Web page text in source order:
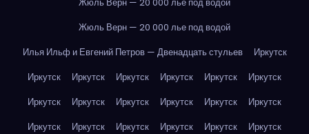
Жюль Верн — 20 000 лье под водой
Илья Ильф и Евгений Петров — Двенадцать стульев
Иркутск
Иркутск
Иркутск Иркутск Иркутск Иркутск
Иркутск
Иркутск
Иркутск Иркутск Иркутск Иркутск
Иркутск
Иркутск
Иркутск Иркутск Иркутск Иркутск
Иркутск